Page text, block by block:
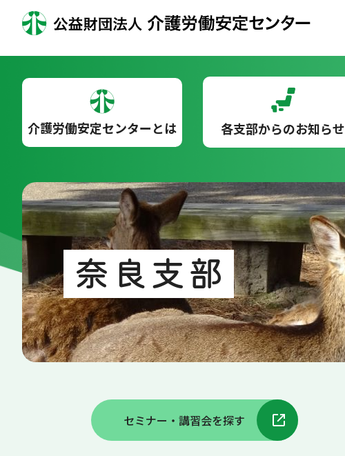
介護労働安定センターとは 各支部からのお知らせ
奈良支部
セミナー・講習会を探す